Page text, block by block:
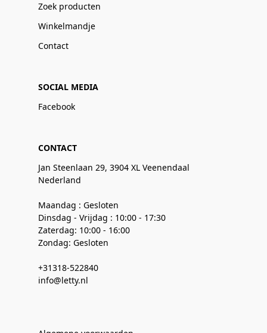
Zoek producten
Winkelmandje
Contact
SOCIAL MEDIA
Facebook
CONTACT
Jan Steenlaan 29, 3904 XL Veenendaal
Nederland
Maandag : Gesloten
Dinsdag - Vrijdag : 10:00 - 17:30
Zaterdag: 10:00 - 16:00
Zondag: Gesloten
+31318-522840
info@letty.nl